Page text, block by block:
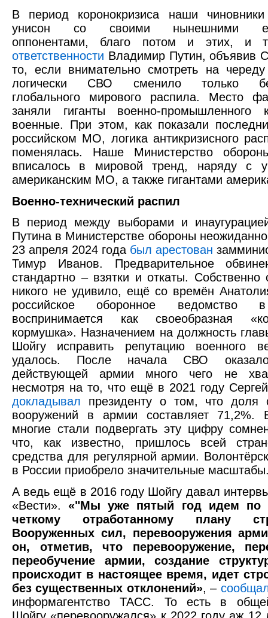
В период коронокризиса наши
унисон со своими нынешними
оппонентами, благо потом и этих, и
ответственности Владимир Путин, объявив
то, если внимательно смотреть на
логически СВО сменило только
глобального мирового распила. Место
заняли гиганты военно-промышленного
военные. При этом, как показали
российском МО, логика антикризисного
поменялась. Наше Министерство
вписалось в мировой тренд, наряду с
американским МО, а также гигантами
Военно-технический распил
В период между выборами и
Путина в Министерстве обороны
23 апреля 2024 года был арестован
Тимур Иванов. Предварительное
стандартно – взятки и откаты. Собственно
никого не удивило, ещё со времён
российское оборонное ведомство
воспринимается как своеобразная
кормушка». Назначением на должность
Шойгу исправить репутацию военного
удалось. После начала СВО
действующей армии много чего не
несмотря на то, что ещё в 2021 году Сергей
докладывал президенту о том, что доля
вооружений в армии составляет
многие стали подвергать эту цифру
что, как известно, пришлось всей
средства для регулярной армии.
в России приобрело значительные
А ведь ещё в 2016 году Шойгу давал
«Вести». «"Мы уже пятый год идем по
четкому отработанному плану
Вооруженных сил, перевооружения
он, отметив, что перевооружение,
переобучение армии, создание
происходит в настоящее время, идет
без существенных отклонений», –
информагентство ТАСС. То есть в